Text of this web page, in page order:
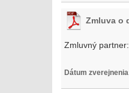
Zmluva o
Zmluvný partner:
Dátum